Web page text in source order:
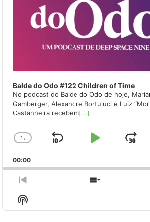
Balde do Odo #122 Children of Time
No podcast do Balde do Odo de hoje,
Gamberger, Alexandre Bortuluci e Luiz
Castanheira recebem[...]
Change
Rate
1x
Skip
Play
00:00
Previous
Episode
Show
Episodes
Show
Podcast